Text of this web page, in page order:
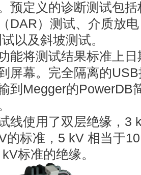
预定义的诊断测试包
DAR）测试、介质放
以及斜坡测试。
能将测试结果标准上
屏幕。完全隔离的
到Megger的PowerDB
线使用了双层绝缘，3
的标准，5 kV 相当于
标准的绝缘。